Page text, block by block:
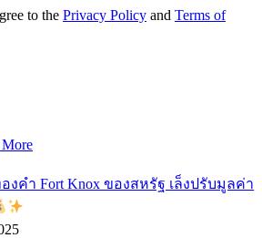
to the Privacy Policy and Terms of
งคำ Fort Knox ของสหรัฐ เล็งปรับมูลค่า